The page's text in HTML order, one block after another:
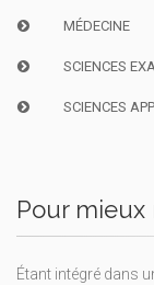
MÉDECINE
SCIENCES
SCIENCES
Pour
Étant intégré dans